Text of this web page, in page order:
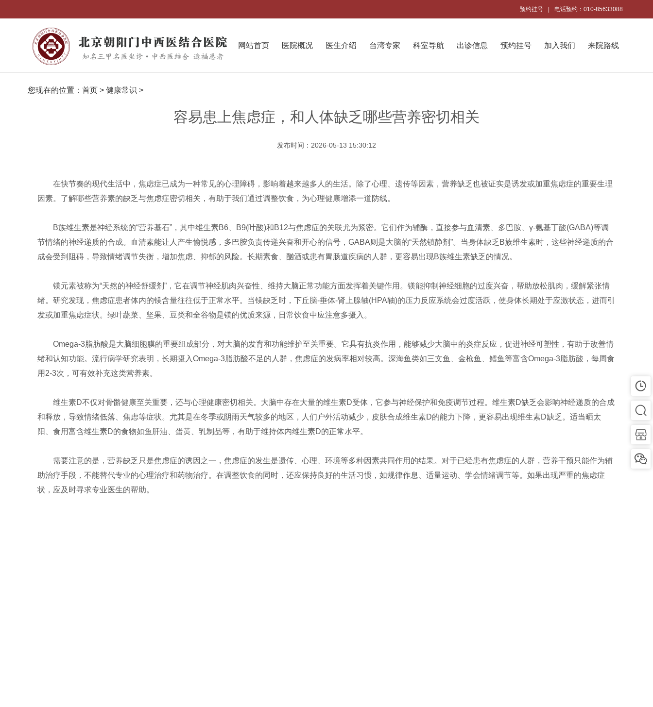
电话预约：010-85633088
预约挂号
网站首页 医院概况 医生介绍 台湾专家 科室导航 出诊信息 预约挂号 加入我们 来院路线
您现在的位置： 首页 > 健康常识 >
容易患上焦虑症，和人体缺乏哪些营养密切相关
发布时间：2026-05-13 15:30:12
在快节奏的现代生活中，焦虑症已成为一种常见的心理障碍，影响着越来越多人的生活。除了心理、遗传等因素，营养缺乏也被证实是诱发或加重焦虑症的重要生理
因素。了解哪些营养素的缺乏与焦虑症密切相关，有助于我们通过调整饮食，为心理健康增添一道防线。
B族维生素是神经系统的“营养基石”，其中维生素B6、B9(叶酸)和B12与焦虑症的关联尤为紧密。它们作为辅酶，直接参与血清素、多巴胺、γ-氨基丁酸(GABA)等调
节情绪的神经递质的合成。血清素能让人产生愉悦感，多巴胺负责传递兴奋和开心的信号，GABA则是大脑的“天然镇静剂”。当身体缺乏B族维生素时，这些神经递质的合
成会受到阻碍，导致情绪调节失衡，增加焦虑、抑郁的风险。长期素食、酗酒或患有胃肠道疾病的人群，更容易出现B族维生素缺乏的情况。
镁元素被称为“天然的神经舒缓剂”，它在调节神经肌肉兴奋性、维持大脑正常功能方面发挥着关键作用。镁能抑制神经细胞的过度兴奋，帮助放松肌肉，缓解紧张情
绪。研究发现，焦虑症患者体内的镁含量往往低于正常水平。当镁缺乏时，下丘脑-垂体-肾上腺轴(HPA轴)的压力反应系统会过度活跃，使身体长期处于应激状态，进而引
发或加重焦虑症状。绿叶蔬菜、坚果、豆类和全谷物是镁的优质来源，日常饮食中应注意多摄入。
Omega-3脂肪酸是大脑细胞膜的重要组成部分，对大脑的发育和功能维护至关重要。它具有抗炎作用，能够减少大脑中的炎症反应，促进神经可塑性，有助于改善情
绪和认知功能。流行病学研究表明，长期摄入Omega-3脂肪酸不足的人群，焦虑症的发病率相对较高。深海鱼类如三文鱼、金枪鱼、鳕鱼等富含Omega-3脂肪酸，每周食
用2-3次，可有效补充这类营养素。
维生素D不仅对骨骼健康至关重要，还与心理健康密切相关。大脑中存在大量的维生素D受体，它参与神经保护和免疫调节过程。维生素D缺乏会影响神经递质的合成
和释放，导致情绪低落、焦虑等症状。尤其是在冬季或阴雨天气较多的地区，人们户外活动减少，皮肤合成维生素D的能力下降，更容易出现维生素D缺乏。适当晒太
阳、食用富含维生素D的食物如鱼肝油、蛋黄、乳制品等，有助于维持体内维生素D的正常水平。
需要注意的是，营养缺乏只是焦虑症的诱因之一，焦虑症的发生是遗传、心理、环境等多种因素共同作用的结果。对于已经患有焦虑症的人群，营养干预只能作为辅
助治疗手段，不能替代专业的心理治疗和药物治疗。在调整饮食的同时，还应保持良好的生活习惯，如规律作息、适量运动、学会情绪调节等。如果出现严重的焦虑症
状，应及时寻求专业医生的帮助。